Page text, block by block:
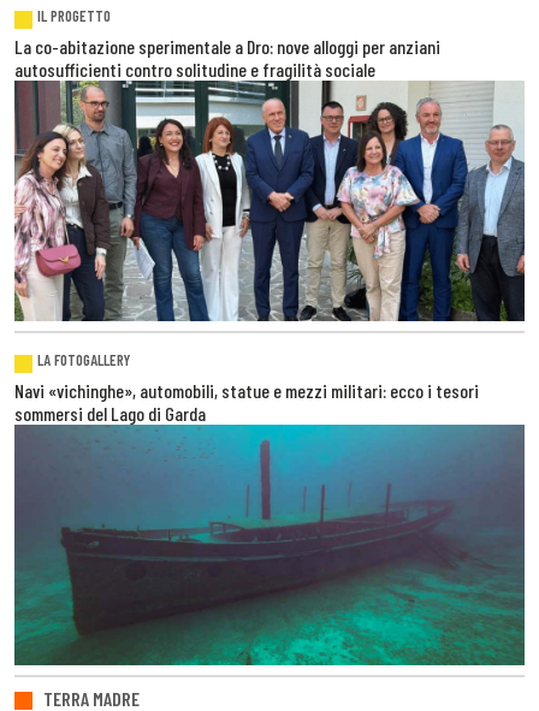
IL PROGETTO
La co-abitazione sperimentale a Dro: nove alloggi per anziani
autosufficienti contro solitudine e fragilità sociale
LA FOTOGALLERY
Navi «vichinghe», automobili, statue e mezzi militari: ecco i tesori
sommersi del Lago di Garda
TERRA MADRE